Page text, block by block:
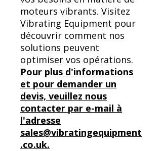
moteurs vibrants. Visitez
Vibrating Equipment pour
découvrir comment nos
solutions peuvent
optimiser vos opérations.
Pour plus d'informations
et pour demander un
devis, veuillez nous
contacter par e-mail à
l'adresse
sales@vibratingequipment
.co.uk.